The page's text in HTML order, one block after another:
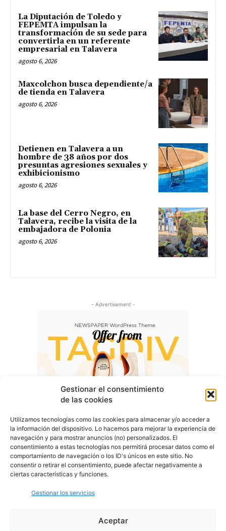
Gestionar el consentimiento
de las cookies
Utilizamos tecnologías como las cookies para almacenar y/o acceder a
la información del dispositivo. Lo hacemos para mejorar la experiencia de
navegación y para mostrar anuncios (no) personalizados. El
consentimiento a estas tecnologías nos permitirá procesar datos como el
comportamiento de navegación o los ID's únicos en este sitio. No
consentir o retirar el consentimiento, puede afectar negativamente a
ciertas características y funciones.
Gestionar los servicios
Aceptar
La Diputación de Toledo y
FEPEMTA impulsan la
transformación de su sede para
convertirla en un referente
empresarial en Talavera
agosto 6, 2026
Maxcolchon busca dependiente/a
de tienda en Talavera
agosto 6, 2026
Detienen en Talavera a un
hombre de 38 años por dos
presuntas agresiones sexuales y
exhibicionismo
agosto 6, 2026
La base del Cerro Negro, en
Talavera, recibe la visita de la
embajadora de Polonia
agosto 6, 2026
- Advertisement -